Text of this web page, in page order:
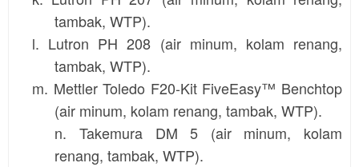
tambak, WTP).
l. Lutron PH 208 (air minum, kolam renang,
tambak, WTP).
m. Mettler Toledo F20-Kit FiveEasy™ Benchtop
(air minum, kolam renang, tambak, WTP).
n. Takemura DM 5 (air minum, kolam
renang, tambak, WTP).